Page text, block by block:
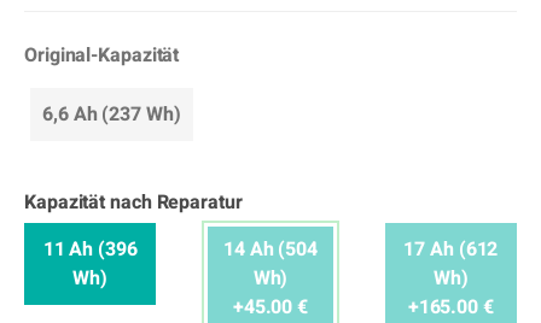
Original-Kapazität
6,6 Ah (237 Wh)
Kapazität nach Reparatur
11 Ah (396
Wh)
14 Ah (504
Wh)
+45.00 €
17 Ah (612
Wh)
+165.00 €